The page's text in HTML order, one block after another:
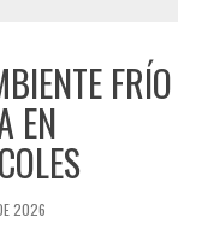
FRÍO
EN
2026